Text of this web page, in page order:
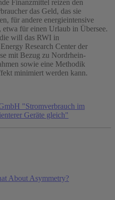
Finanzmittel reizen den
das Geld, das sie
für andere energieintensive
etwa für einen Urlaub in Übersee.
will das RWI in
Research Center der
mit Bezug zu Nordrhein-
sowie eine Methodik
minimiert werden kann.
"Stromverbrauch im
Geräte gleich"
About Asymmetry?